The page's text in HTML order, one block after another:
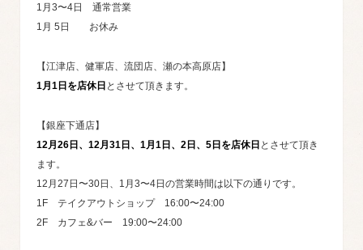
1月3〜4日 通常営業
1月 5日 お休み
【江津店、健軍店、流団店、瀬の本高原店】
1月1日を店休日 とさせて頂きます。
【銀座下通店】
12月26日、12月31日、1月1日、2日、5日を店休日 とさせて頂き
ます。
12月27日〜30日、1月3〜4日の営業時間は以下の通りです。
1F テイクアウトショップ 16:00〜24:00
2F カフェ&バー 19:00〜24:00